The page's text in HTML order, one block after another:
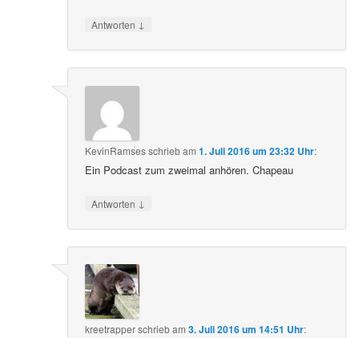
Antworten ↓
KevinRamsesschriebam1. Juli 2016 um 23:32 Uhr:
Ein Podcast zum zweimal anhören. Chapeau
Antworten ↓
kreetrapperschriebam3. Juli 2016 um 14:51 Uhr: